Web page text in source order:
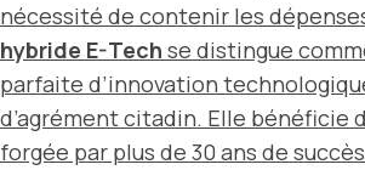
nécessité de contenir les
hybride E-Tech se distingue
parfaite d’innovation
d’agrément citadin. Elle bénéficie
forgée par plus de 30 ans de